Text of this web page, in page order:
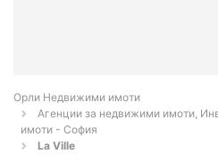
Орли Недвижими имоти
Агенции за недвижими имоти,
имоти - София
La Ville